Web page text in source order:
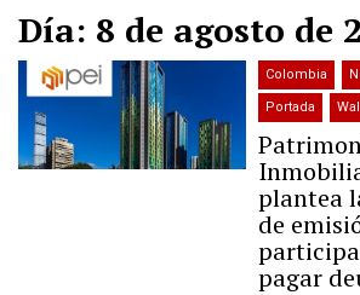
Día: 8 de agosto de
Colombia
Portada
plantea
de
pagar